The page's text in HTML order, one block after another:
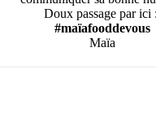
Doux passage par ici
#maïafooddevous
Maïa